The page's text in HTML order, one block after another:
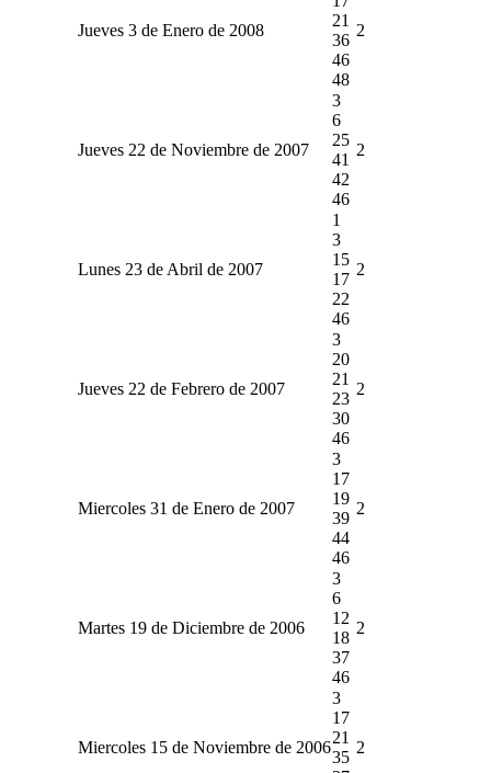
Jueves 3 de Enero de 2008
21
36
46
48
2
Jueves 22 de Noviembre de 2007
3
6
25
41
42
46
2
Lunes 23 de Abril de 2007
1
3
15
17
22
46
2
Jueves 22 de Febrero de 2007
3
20
21
23
30
46
2
Miercoles 31 de Enero de 2007
3
17
19
39
44
46
2
Martes 19 de Diciembre de 2006
3
6
12
18
37
46
2
Miercoles 15 de Noviembre de 2006
3
17
21
35
2